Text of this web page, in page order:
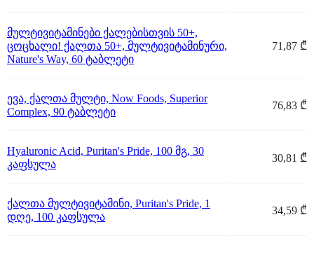
მულტივიტამინები ქალებისთვის 50+,
ცოცხალი! ქალთა 50+, მულტივიტამინური,
Nature's Way, 60 ტაბლეტი
71,87 ₾
ევა, ქალთა მულტი, Now Foods, Superior
Complex, 90 ტაბლეტი
76,83 ₾
Hyaluronic Acid, Puritan's Pride, 100 მგ, 30
კაფსულა
30,81 ₾
ქალთა მულტივიტამინი, Puritan's Pride, 1
დღე, 100 კაფსულა
34,59 ₾